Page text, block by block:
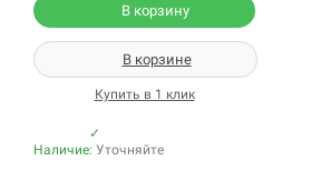
В корзину
В корзине
Купить в 1 клик
✓
Наличие: Уточняйте